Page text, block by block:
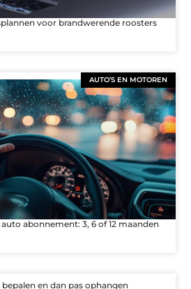
voor brandwerende roosters
AUTO’S EN MOTOREN
abonnement: 3, 6 of 12 maanden
en dan pas ophangen